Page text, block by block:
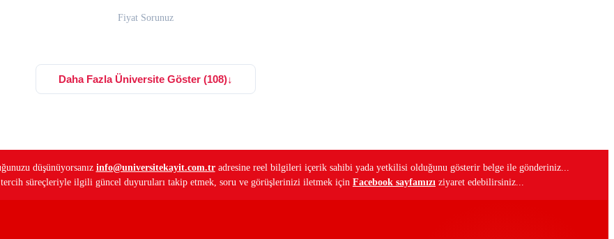
Fiyat Sorunuz
Daha Fazla Üniversite Göster (108)↓
düşünüyorsanız info@universitekayit.com.tradresine reel bilgileri içerik sahibi yada yetkilisi olduğunu gösterir belge ile gönderiniz...
süreçleriyle ilgili güncel duyuruları takip etmek, soru ve görüşlerinizi iletmek için Facebook sayfamızı ziyaret edebilirsiniz...